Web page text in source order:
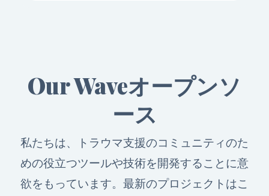
Our Waveオープンソ
ース
私たちは、トラウマ支援のコミュニティのた
めの役立つツールや技術を開発することに意
欲をもっています。最新のプロジェクトはこ